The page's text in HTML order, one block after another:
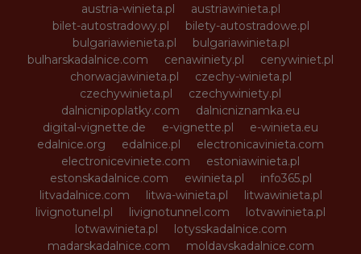
austria-winieta.pl
austriawinieta.pl
bilet-autostradowy.pl
bilety-autostradowe.pl
bulgariawienieta.pl
bulgariawinieta.pl
bulharskadalnice.com
cenawiniety.pl
cenywiniet.pl
chorwacjawinieta.pl
czechy-winieta.pl
czechywinieta.pl
czechywiniety.pl
dalnicnipoplatky.com
dalnicniznamka.eu
digital-vignette.de
e-vignette.pl
e-winieta.eu
edalnice.org
edalnice.pl
electronicavinieta.com
electroniceviniete.com
estoniawinieta.pl
estonskadalnice.com
ewinieta.pl
info365.pl
litvadalnice.com
litwa-winieta.pl
litwawinieta.pl
livignotunel.pl
livignotunnel.com
lotvawinieta.pl
lotwawinieta.pl
lotysskadalnice.com
madarskadalnice.com
moldavskadalnice.com